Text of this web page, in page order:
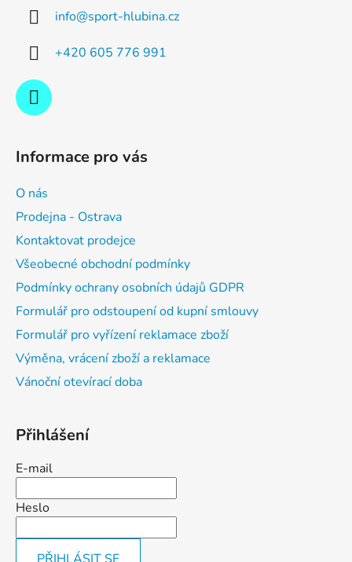
info@sport-hlubina.cz
+420 605 776 991
Informace pro vás
O nás
Prodejna - Ostrava
Kontaktovat prodejce
Všeobecné obchodní podmínky
Podmínky ochrany osobních údajů GDPR
Formulář pro odstoupení od kupní smlouvy
Formulář pro vyřízení reklamace zboží
Výměna, vrácení zboží a reklamace
Vánoční otevírací doba
Přihlášení
E-mail
Heslo